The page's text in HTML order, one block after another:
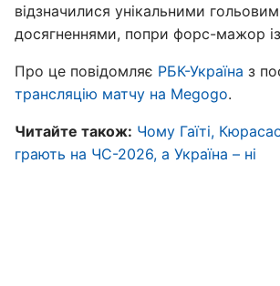
відзначилися унікальними
досягненнями, попри форс-мажор
Про це повідомляє РБК-Україна з
трансляцію матчу на Megogo.
Читайте також: Чому Гаїті,
грають на ЧС-2026, а Україна – ні